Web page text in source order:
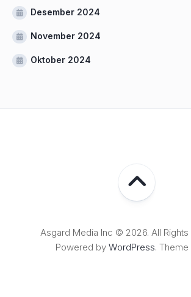
Desember 2024
November 2024
Oktober 2024
Asgard Media Inc © 2026. All Rights
Powered by WordPress.